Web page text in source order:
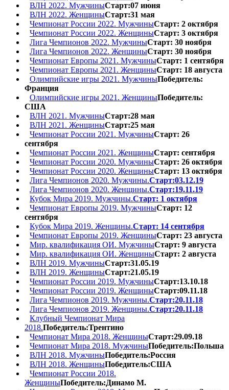
ВЛН 2022. МужчиныСтарт:07 июня
ВЛН 2022. ЖенщиныСтарт:31 мая
Чемпионат России 2022. МужчиныСтарт: 2 октября
Чемпионат России 2022. ЖенщиныСтарт: 3 октября
Лига Чемпионов 2022. МужчиныСтарт: 30 ноября
Лига Чемпионов 2022. ЖенщиныСтарт: 30 ноября
Чемпионат Европы 2021. МужчиныСтарт: 1 сентября
Чемпионат Европы 2021. ЖенщиныСтарт: 18 августа
Олимпийские игры 2021. МужчиныПобедитель:
Франция
Олимпийские игры 2021. ЖенщиныПобедитель:
США
ВЛН 2021. МужчиныСтарт:28 мая
ВЛН 2021. ЖенщиныСтарт:25 мая
Чемпионат России 2021. МужчиныСтарт: 26
сентября
Чемпионат России 2021. ЖенщиныСтарт: сентября
Чемпионат России 2020. МужчиныСтарт: 26 октября
Чемпионат России 2020. ЖенщиныСтарт: 13 октября
Лига Чемпионов 2020. Мужчины.Старт:03.12.19
Лига Чемпионов 2020. Женщины.Старт:19.11.19
Кубок Мира 2019. Мужчины.Старт: 1 октября
Чемпионат Европы 2019. МужчиныСтарт: 12
сентября
Кубок Мира 2019. Женщины.Старт: 14 сентября
Чемпионат Европы 2019. ЖенщиныСтарт: 23 августа
Мир. квалификация ОИ. МужчиныСтарт: 9 августа
Мир. квалификация ОИ. ЖенщиныСтарт: 2 августа
ВЛН 2019. МужчиныСтарт:31.05.19
ВЛН 2019. ЖенщиныСтарт:21.05.19
Чемпионат России 2019. МужчиныСтарт:13.10.18
Чемпионат России 2019. ЖенщиныСтарт:09.11.18
Лига Чемпионов 2019. Мужчины.Старт:20.11.18
Лига Чемпионов 2019. Женщины.Старт:20.11.18
Клубный Чемпионат Мира
2018.Победитель:Трентино
Чемпионат Мира 2018. ЖенщиныСтарт:29.09.18
Чемпионат Мира 2018. МужчиныПобедитель:Польша
ВЛН 2018. МужчиныПобедитель:Россия
ВЛН 2018. ЖенщиныПобедитель:США
Чемпионат России 2018.
ЖенщиныПобедитель:Динамо М.